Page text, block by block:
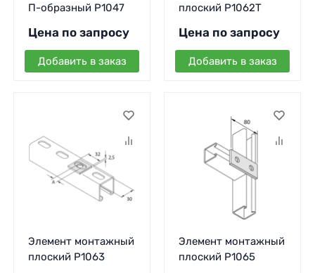
П-образный P1047
Цена по запросу
Добавить в заказ
плоский P1062T
Цена по запросу
Добавить в заказ
Элемент монтажный
плоский P1063
Элемент монтажный
плоский P1065